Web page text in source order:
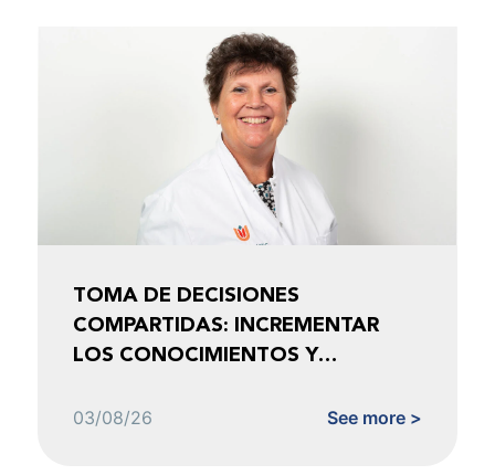
TOMA DE DECISIONES
COMPARTIDAS: INCREMENTAR
LOS CONOCIMIENTOS Y
03/08/26 See more >